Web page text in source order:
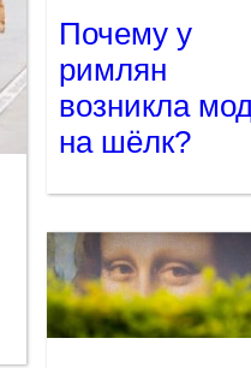
Почему у
римлян
возникла
на шёлк?